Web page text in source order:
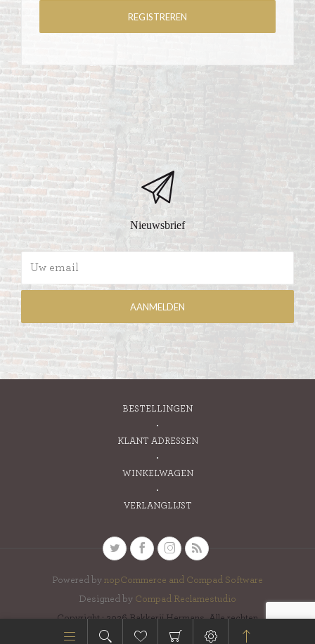
Nieuwsbrief
BESTELLINGEN
KLANT ADRESSEN
WINKELWAGEN
VERLANGLIJST
Powered by nopCommerce and Compad Software
Designed by Compad Reclamestudio
Copyright ; 2026 Bakkerij Hermans. Alle rechten
voorbehouden.